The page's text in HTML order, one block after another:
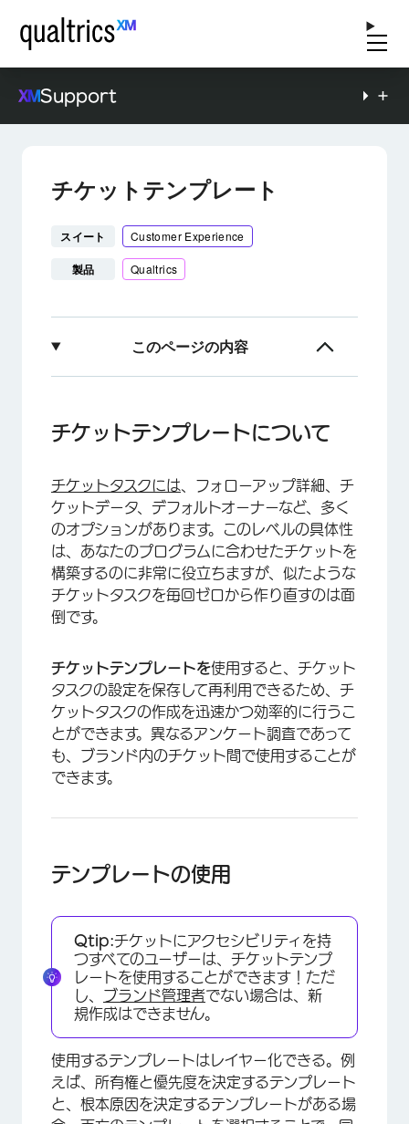
Support
チケットテンプレート
スイート Customer Experience
製品 Qualtrics
このページの内容
テンプレートの使用
テンプレートの削除
チケットテンプレートについて
チケットタスクには 、フォローアップ詳細、チ
ケットデータ、デフォルトオーナーなど、多く
のオプションがあります。このレベルの具体性
は、あなたのプログラムに合わせたチケットを
構築するのに非常に役立ちますが、似たような
チケットタスクを毎回ゼロから作り直すのは面
倒です。
チケットテンプレートを使用すると、チケット
タスクの設定を保存して再利用できるため、チ
ケットタスクの作成を迅速かつ効率的に行うこ
とができます。異なるアンケート調査であって
も、ブランド内のチケット間で使用することが
できます。
テンプレートの使用
Qtip:チケットにアクセシビリティを持
つすべてのユーザーは、チケットテンプ
レートを使用することができます！ただ
し、 ブランド管理者でない場合は、新
規作成はできません。
使用するテンプレートはレイヤー化できる。例
えば、所有権と優先度を決定するテンプレート
と、根本原因を決定するテンプレートがある場